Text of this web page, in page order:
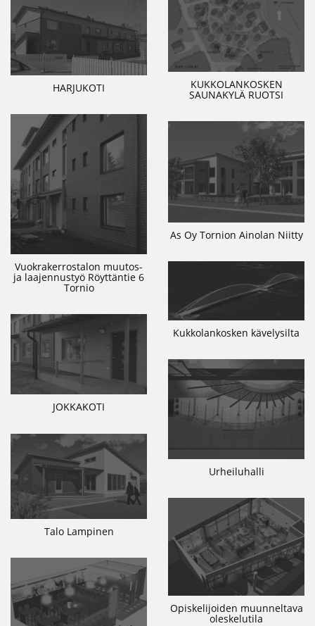
KUKKOLANKOSKEN
SAUNAKYLÄ RUOTSI
HARJUKOTI
Vuokrakerrostalon muutos-
ja laajennustyö Röyttäntie 6
Tornio
As Oy Tornion Ainolan Niitty
Kukkolankosken kävelysilta
JOKKAKOTI
Urheiluhalli
Talo Lampinen
Opiskelijoiden muunneltava
oleskelutila